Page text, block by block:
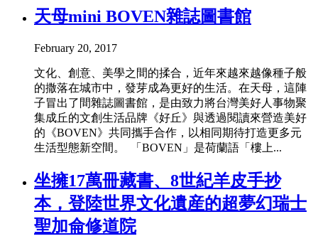
天母mini BOVEN雜誌圖書館
February 20, 2017
文化、創意、美學之間的揉合，近年來越來越像種子般
的撒落在城市中，發芽成為更好的生活。在天母，這陣
子冒出了間雜誌圖書館，是由致力將台灣美好人事物聚
集成丘的文創生活品牌《好丘》與透過閱讀來營造美好
的《BOVEN》共同攜手合作，以相同期待打造更多元
生活型態新空間。 「BOVEN」是荷蘭語「樓上...
坐擁17萬冊藏書、8世紀羊皮手抄
本，登陸世界文化遺産的超夢幻瑞士
聖加侖修道院